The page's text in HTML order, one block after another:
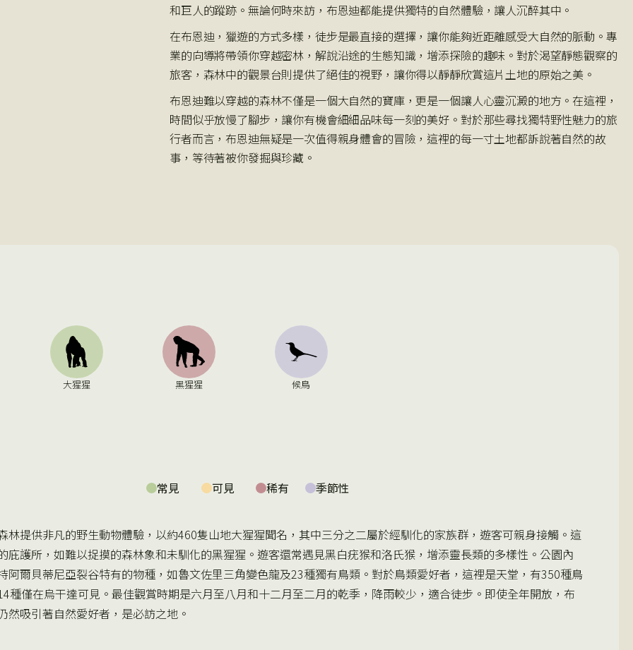
和巨人的蹤跡。無論何時來訪，布恩迪都能提供獨特的自然體驗，讓人沉醉其中。
在布恩迪，獵遊的方式多樣，徒步是最直接的選擇，讓你能夠近距離感受大自然的脈動。專
業的向導將帶領你穿越密林，解說沿途的生態知識，增添探險的趣味。對於渴望靜態觀察的
旅客，森林中的觀景台則提供了絕佳的視野，讓你得以靜靜欣賞這片土地的原始之美。
布恩迪難以穿越的森林不僅是一個大自然的寶庫，更是一個讓人心靈沉澱的地方。在這裡，
時間似乎放慢了腳步，讓你有機會細細品味每一刻的美好。對於那些尋找獨特野性魅力的旅
行者而言，布恩迪無疑是一次值得親身體會的冒險，這裡的每一寸土地都訴說著自然的故
事，等待著被你發掘與珍藏。
大猩猩 黑猩猩 候鳥
常見 可見 稀有 季節性
林提供非凡的野生動物體驗，以約460隻山地大猩猩聞名，其中三分之二屬於經馴化的家族群，遊客可親身接觸。這
庇護所，如難以捉摸的森林象和未馴化的黑猩猩。遊客還常遇見黑白疣猴和洛氏猴，增添靈長類的多樣性。公園內
阿爾貝蒂尼亞裂谷特有的物種，如魯文佐里三角變色龍及23種獨有鳥類。對於鳥類愛好者，這裡是天堂，有350種鳥
種僅在烏干達可見。最佳觀賞時期是六月至八月和十二月至二月的乾季，降雨較少，適合徒步。即使全年開放，布
然吸引著自然愛好者，是必訪之地。